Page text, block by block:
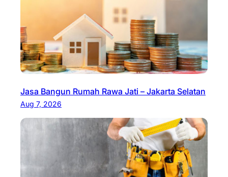
Jasa Bangun Rumah Rawa Jati – Jakarta Selatan
Aug 7, 2026